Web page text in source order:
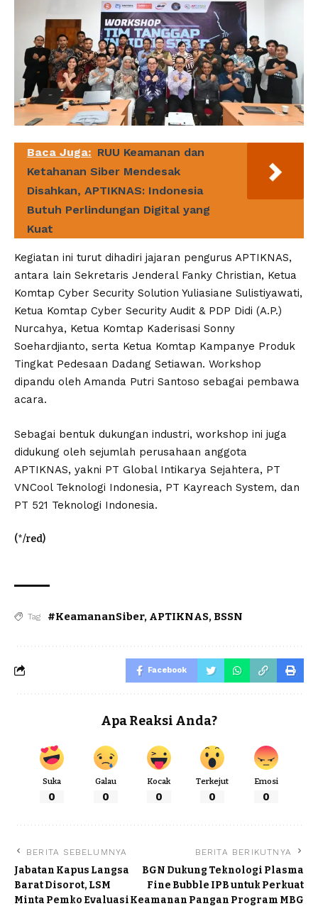
Baca Juga: RUU Keamanan dan
Ketahanan Siber Mendesak
Disahkan, APTIKNAS: Indonesia
Butuh Perlindungan Digital yang
Kuat
Kegiatan ini turut dihadiri jajaran pengurus APTIKNAS,
antara lain Sekretaris Jenderal Fanky Christian, Ketua
Komtap Cyber Security Solution Yuliasiane Sulistiyawati,
Ketua Komtap Cyber Security Audit & PDP Didi (A.P.)
Nurcahya, Ketua Komtap Kaderisasi Sonny
Soehardjianto, serta Ketua Komtap Kampanye Produk
Tingkat Pedesaan Dadang Setiawan. Workshop
dipandu oleh Amanda Putri Santoso sebagai pembawa
acara.
Sebagai bentuk dukungan industri, workshop ini juga
didukung oleh sejumlah perusahaan anggota
APTIKNAS, yakni PT Global Intikarya Sejahtera, PT
VNCool Teknologi Indonesia, PT Kayreach System, dan
PT 521 Teknologi Indonesia.
(*/red)
Tag #KeamananSiber, APTIKNAS, BSSN
Facebook
Apa Reaksi Anda?
Suka
0
Galau
0
Kocak
0
Terkejut
0
Emosi
0
BERITA SEBELUMNYA
Jabatan Kapus Langsa
Barat Disorot, LSM
Minta Pemko Evaluasi
BERITA BERIKUTNYA
BGN Dukung Teknologi Plasma
Fine Bubble IPB untuk Perkuat
Keamanan Pangan Program MBG